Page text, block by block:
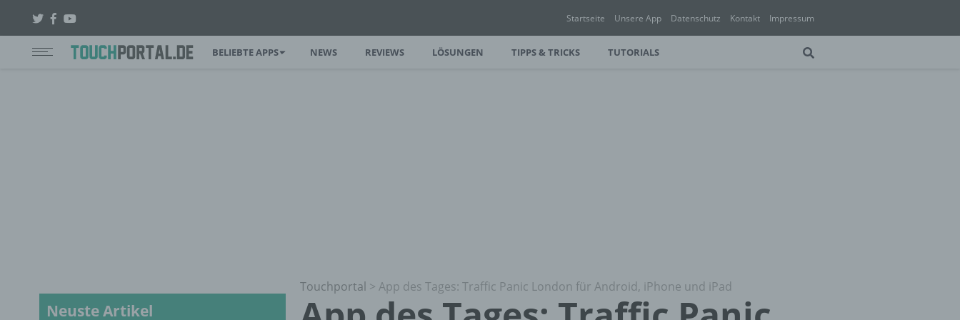
Startseite Unsere App Datenschutz Kontakt Impressum
BELIEBTE APPS NEWS REVIEWS LÖSUNGEN TIPPS & TRICKS TUTORIALS
Touchportal > App des Tages: Traffic Panic London für Android, iPhone und iPad
Neuste Artikel